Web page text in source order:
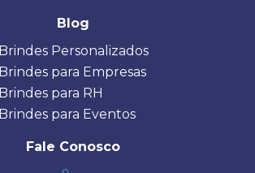
Blog
Brindes Personalizados
Brindes para Empresas
Brindes para RH
Brindes para Eventos
Fale Conosco